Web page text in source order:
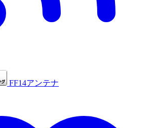
FF14アンテナ